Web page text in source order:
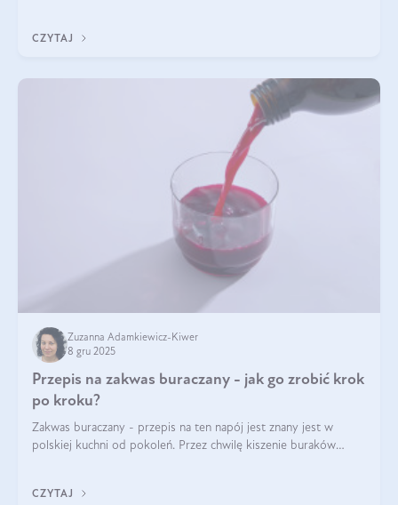
CZYTAJ
Zuzanna Adamkiewicz-Kiwer
8 gru 2025
Przepis na zakwas buraczany - jak go zrobić krok
po kroku?
Zakwas buraczany - przepis na ten napój jest znany jest w
polskiej kuchni od pokoleń. Przez chwilę kiszenie buraków
CZYTAJ